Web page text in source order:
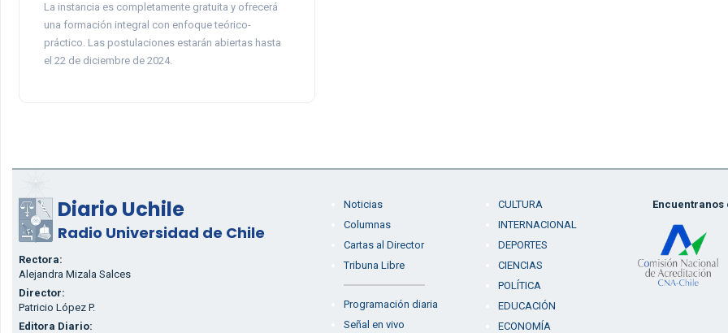
La instancia es completamente gratuita y ofrecerá
una formación integral con enfoque teórico-
práctico. Las postulaciones estarán abiertas hasta
el 22 de diciembre de 2024.
Diario Uchile
Radio Universidad de Chile
Rectora:
Alejandra Mizala Salces
Director:
Patricio López P.
Editora Diario:
Noticias
Columnas
Cartas al Director
Tribuna Libre
Programación diaria
Señal en vivo
CULTURA
INTERNACIONAL
DEPORTES
CIENCIAS
POLÍTICA
EDUCACIÓN
ECONOMÍA
Encuentranos